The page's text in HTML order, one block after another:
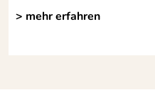
> mehr erfahren